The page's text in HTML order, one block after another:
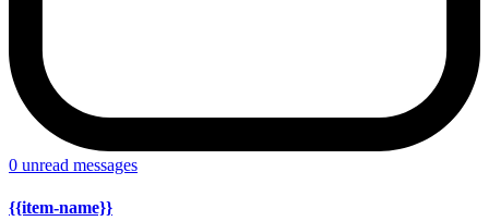
0 unread messages
{{item-name}}